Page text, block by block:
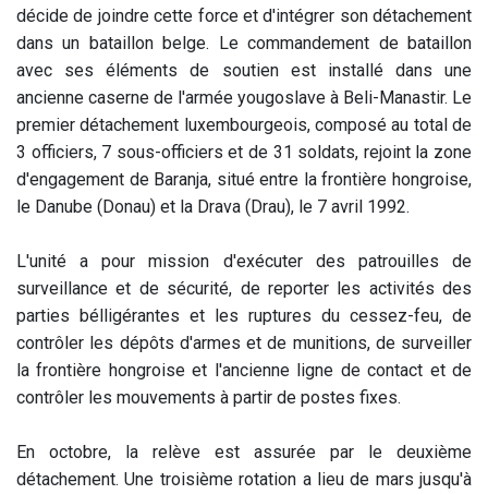
décide de joindre cette force et d'intégrer son détachement
dans un bataillon belge. Le commandement de bataillon
avec ses éléments de soutien est installé dans une
ancienne caserne de l'armée yougoslave à Beli-Manastir. Le
premier détachement luxembourgeois, composé au total de
3 officiers, 7 sous-officiers et de 31 soldats, rejoint la zone
d'engagement de Baranja, situé entre la frontière hongroise,
le Danube (Donau) et la Drava (Drau), le 7 avril 1992.
L'unité a pour mission d'exécuter des patrouilles de
surveillance et de sécurité, de reporter les activités des
parties bélligérantes et les ruptures du cessez-feu, de
contrôler les dépôts d'armes et de munitions, de surveiller
la frontière hongroise et l'ancienne ligne de contact et de
contrôler les mouvements à partir de postes fixes.
En octobre, la relève est assurée par le deuxième
détachement. Une troisième rotation a lieu de mars jusqu'à